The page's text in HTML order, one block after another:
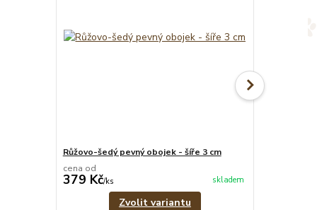
Růžovo-šedý pevný obojek - šíře 3 cm
cena od
379 Kč/ks skladem
Zvolit variantu